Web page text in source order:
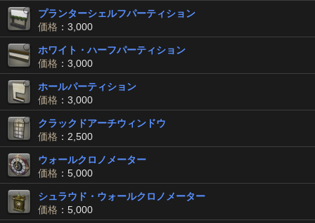
プランターシェルフパーティション
価格 ：3,000
ホワイト・ハーフパーティション
価格 ：3,000
ホールパーティション
価格 ：3,000
クラックドアーチウィンドウ
価格 ：2,500
ウォールクロノメーター
価格 ：5,000
シュラウド・ウォールクロノメーター
価格 ：5,000